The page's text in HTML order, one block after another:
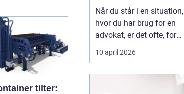
tilter:
lokalt
Når du står i en situation,
hvor du har brug for en
advokat, er det ofte, fordi
livet har ændret sig på
en måde, du ikke selv
10 april 2026